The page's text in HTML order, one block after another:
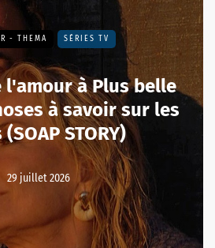
- THEMA SÉRIES TV
l'amour à Plus belle
à savoir sur les
STORY)
29 juillet 2026